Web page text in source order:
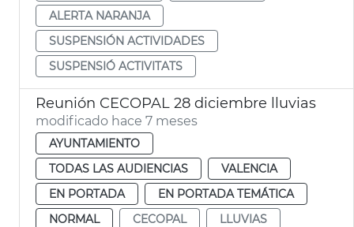
ALERTA NARANJA
SUSPENSIÓN ACTIVIDADES
SUSPENSIÓ ACTIVITATS
Reunión CECOPAL 28 diciembre lluvias
modificado hace 7 meses
AYUNTAMIENTO
TODAS LAS AUDIENCIAS
VALENCIA
EN PORTADA
EN PORTADA TEMÁTICA
NORMAL
CECOPAL
LLUVIAS